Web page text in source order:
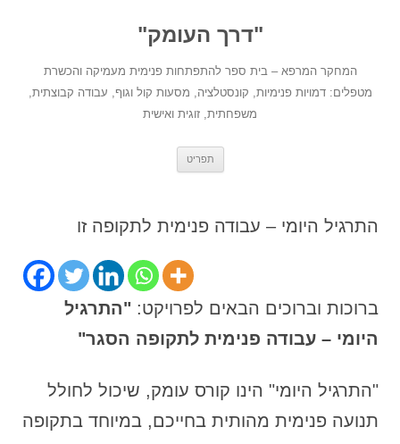
"דרך העומק"
המחקר המרפא – בית ספר להתפתחות פנימית מעמיקה והכשרת
מטפלים: דמויות פנימיות, קונסטלציה, מסעות קול וגוף, עבודה קבוצתית,
משפחתית, זוגית ואישית
תפריט
התרגיל היומי – עבודה פנימית לתקופה זו
ברוכות וברוכים הבאים לפרויקט: "התרגיל
היומי – עבודה פנימית לתקופה הסגר"
"התרגיל היומי" הינו קורס עומק, שיכול לחולל
תנועה פנימית מהותית בחייכם, במיוחד בתקופה